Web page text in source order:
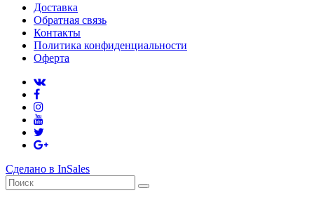
Доставка
Обратная связь
Контакты
Политика конфиденциальности
Оферта
Сделано в InSales